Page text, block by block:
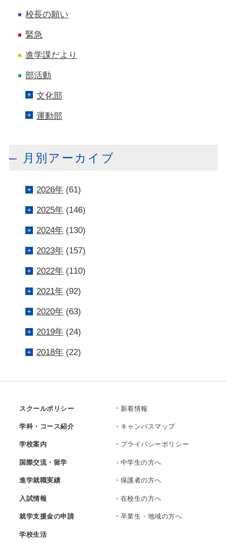
校長の願い
緊急
進学課だより
部活動
文化部
運動部
月別アーカイブ
2026年(61)
2025年(146)
2024年(130)
2023年(157)
2022年(110)
2021年(92)
2020年(63)
2019年(24)
2018年(22)
スクールポリシー
学科・コース紹介
学校案内
国際交流・留学
進学就職実績
入試情報
就学支援金の申請
学校生活
新着情報
キャンパスマップ
プライバシーポリシー
中学生の方へ
保護者の方へ
在校生の方へ
卒業生・地域の方へ